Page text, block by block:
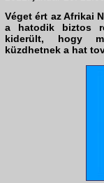
Véget ért az Afrikai
a hatodik biztos
kiderült, hogy
küzdhetnek a hat